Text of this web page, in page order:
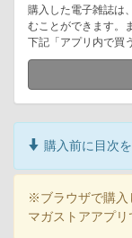
購入した電子雑誌は
むことができます。
下記「アプリ内で買
購入前に目次
※ブラウザで購入
マガストアアプリ